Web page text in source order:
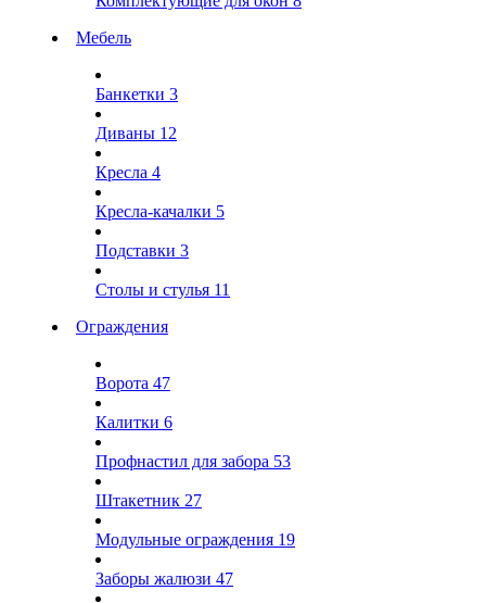
Мебель
Банкетки 3
Диваны 12
Кресла 4
Кресла-качалки 5
Подставки 3
Столы и стулья 11
Ограждения
Ворота 47
Калитки 6
Профнастил для забора 53
Штакетник 27
Модульные ограждения 19
Заборы жалюзи 47